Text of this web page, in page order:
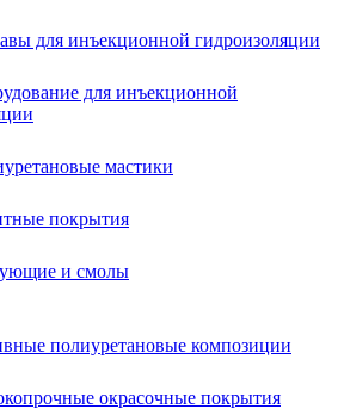
для инъекционной гидроизоляции
для инъекционной
мастики
покрытия
и смолы
полиуретановые композиции
окрасочные покрытия